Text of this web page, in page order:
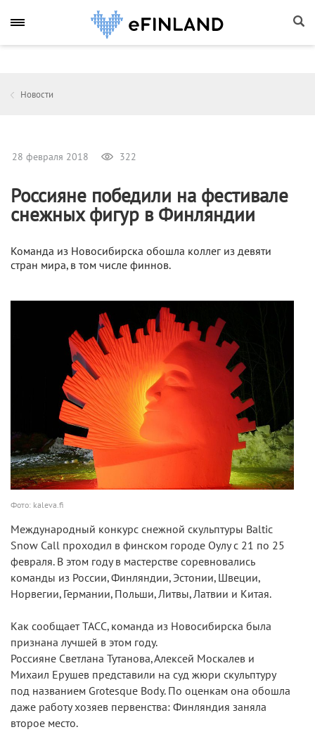
Новости
28 февраля 2018 322
Россияне победили на фестивале
снежных фигур в Финляндии
Команда из Новосибирска обошла коллег из девяти
стран мира, в том числе финнов.
Фото: kaleva.fi
Международный конкурс снежной скульптуры Baltic
Snow Call проходил в финском городе Оулу с 21 по 25
февраля. В этом году в мастерстве соревновались
команды из России, Финляндии, Эстонии, Швеции,
Норвегии, Германии, Польши, Литвы, Латвии и Китая.
Как сообщает ТАСС, команда из Новосибирска была
признана лучшей в этом году.
Россияне Светлана Тутанова, Алексей Москалев и
Михаил Ерушев представили на суд жюри скульптуру
под названием Grotesque Body. По оценкам она обошла
даже работу хозяев первенства: Финляндия заняла
второе место.